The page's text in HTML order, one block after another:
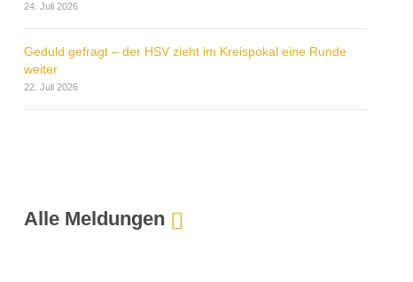
24. Juli 2026
Geduld gefragt – der HSV zieht im Kreispokal eine Runde
weiter
22. Juli 2026
Alle Meldungen